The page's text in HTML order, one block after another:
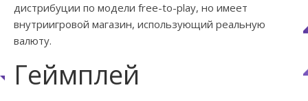
дистрибуции по модели free-to-play, но имеет
внутриигровой магазин, использующий реальную
валюту.
Геймплей